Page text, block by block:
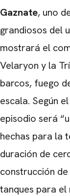
Gaznate, uno
grandiosos del
mostrará el
Velaryon y la
barcos, fuego
escala. Según
episodio será
hechas para la
duración de
construcción
tanques para el